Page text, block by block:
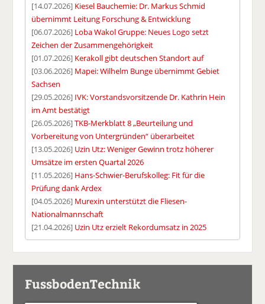
[14.07.2026] Kiesel Bauchemie: Dr. Markus Schmid
übernimmt Leitung Forschung & Entwicklung
[06.07.2026] Loba Wakol Gruppe: Neues Logo setzt
Zeichen der Zusammengehörigkeit
[01.07.2026] Kerakoll gibt deutschen Standort auf
[03.06.2026] Mapei: Wilhelm Bunge übernimmt Gebiet
Sachsen
[29.05.2026] IVK: Vorstandsvorsitzende Dr. Kathrin Hein
im Amt bestätigt
[26.05.2026]TKB-Merkblatt 8 „Beurteilung und
Vorbereitung von Untergründen“ überarbeitet
[13.05.2026] Uzin Utz: Weniger Gewinn trotz höherer
Umsätze im ersten Quartal 2026
[11.05.2026] Hans-Schwier-Berufskolleg: Fit für die
Prüfung dank Ardex
[04.05.2026] Murexin unterstützt die Fliesen-
Nationalmannschaft
[21.04.2026] Uzin Utz erzielt Rekordumsatz in 2025
FussbodenTechnik